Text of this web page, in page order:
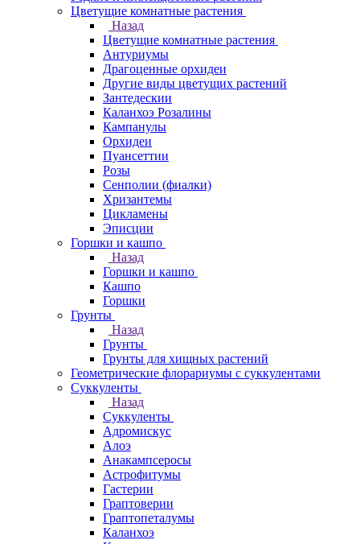
Цветущие комнатные растения
Назад
Цветущие комнатные растения
Антуриумы
Драгоценные орхидеи
Другие виды цветущих растений
Зантедескии
Каланхоэ Розалины
Кампанулы
Орхидеи
Пуансеттии
Розы
Сенполии (фиалки)
Хризантемы
Цикламены
Эписции
Горшки и кашпо
Назад
Горшки и кашпо
Кашпо
Горшки
Грунты
Назад
Грунты
Грунты для хищных растений
Геометрические флорариумы с суккулентами
Суккуленты
Назад
Суккуленты
Адромискус
Алоэ
Анакампсеросы
Астрофитумы
Гастерии
Граптоверии
Граптопеталумы
Каланхоэ